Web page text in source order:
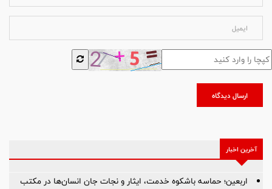
ارسال دیدگاه
آخرین اخبار
اربعین؛ حماسه باشکوه خدمت، ایثار و نجات جان انسان‌ها در مکتب